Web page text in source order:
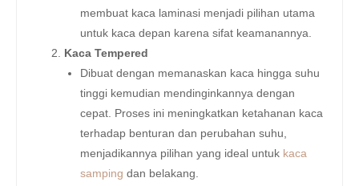
membuat kaca laminasi menjadi pilihan utama
untuk kaca depan karena sifat keamanannya.
Kaca Tempered
Dibuat dengan memanaskan kaca hingga suhu
tinggi kemudian mendinginkannya dengan
cepat. Proses ini meningkatkan ketahanan kaca
terhadap benturan dan perubahan suhu,
menjadikannya pilihan yang ideal untuk kaca
samping dan belakang.